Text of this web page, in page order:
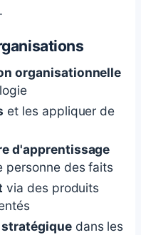
organisationnelle
et les appliquer de
d'apprentissage
personne des faits
via des produits
stratégiquedans les